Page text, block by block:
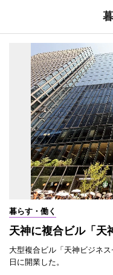
暮らす・働く
天神に複合ビル「天
大型複合ビル「天神ビジネ
日に開業した。